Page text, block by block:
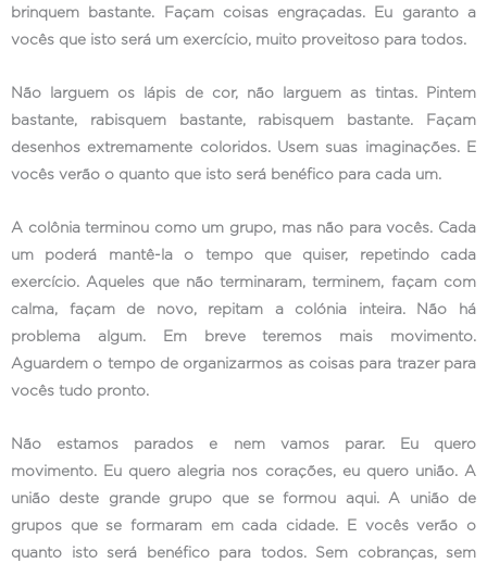
brinquem bastante. Façam coisas engraçadas. Eu garanto a
vocês que isto será um exercício, muito proveitoso para todos.
Não larguem os lápis de cor, não larguem as tintas. Pintem
bastante, rabisquem bastante, rabisquem bastante. Façam
desenhos extremamente coloridos. Usem suas imaginações. E
vocês verão o quanto que isto será benéfico para cada um.
A colônia terminou como um grupo, mas não para vocês. Cada
um poderá mantê-la o tempo que quiser, repetindo cada
exercício. Aqueles que não terminaram, terminem, façam com
calma, façam de novo, repitam a colónia inteira. Não há
problema algum. Em breve teremos mais movimento.
Aguardem o tempo de organizarmos as coisas para trazer para
vocês tudo pronto.
Não estamos parados e nem vamos parar. Eu quero
movimento. Eu quero alegria nos corações, eu quero união. A
união deste grande grupo que se formou aqui. A união de
grupos que se formaram em cada cidade. E vocês verão o
quanto isto será benéfico para todos. Sem cobranças, sem